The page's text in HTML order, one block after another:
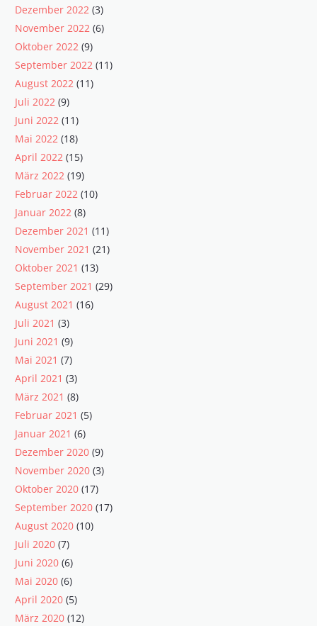
Dezember 2022 (3)
November 2022 (6)
Oktober 2022 (9)
September 2022 (11)
August 2022 (11)
Juli 2022 (9)
Juni 2022 (11)
Mai 2022 (18)
April 2022 (15)
März 2022 (19)
Februar 2022 (10)
Januar 2022 (8)
Dezember 2021 (11)
November 2021 (21)
Oktober 2021 (13)
September 2021 (29)
August 2021 (16)
Juli 2021 (3)
Juni 2021 (9)
Mai 2021 (7)
April 2021 (3)
März 2021 (8)
Februar 2021 (5)
Januar 2021 (6)
Dezember 2020 (9)
November 2020 (3)
Oktober 2020 (17)
September 2020 (17)
August 2020 (10)
Juli 2020 (7)
Juni 2020 (6)
Mai 2020 (6)
April 2020 (5)
März 2020 (12)